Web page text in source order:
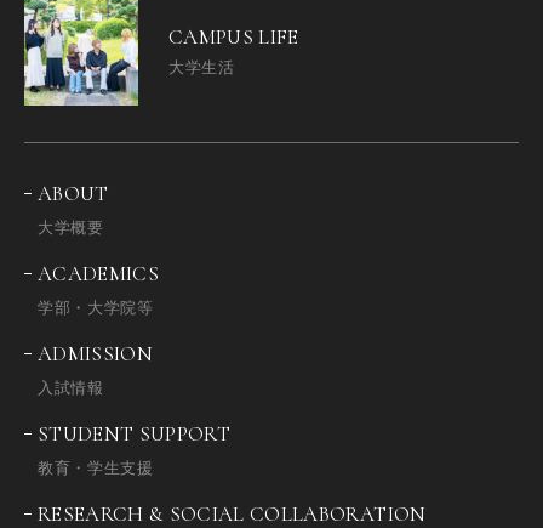
CAMPUS LIFE
大学生活
ABOUT
大学概要
ACADEMICS
学部・大学院等
ADMISSION
入試情報
STUDENT SUPPORT
教育・学生支援
RESEARCH & SOCIAL COLLABORATION